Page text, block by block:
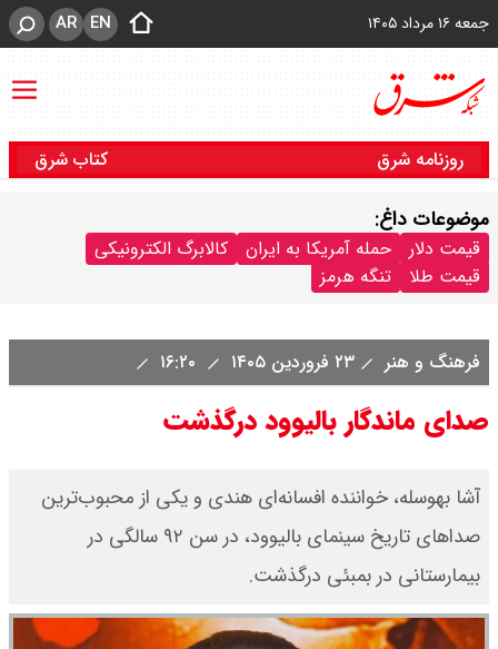
جمعه ۱۶ مرداد ۱۴۰۵ EN
AR
روزنامه شرق کتاب شرق
موضوعات داغ:
قیمت دلار حمله آمریکا به ایران
کالابرگ الکترونیکی
قیمت طلا
تنگه هرمز
فرهنگ و هنر ۲۳ فروردین ۱۴۰۵
صدای ماندگار بالیوود درگذشت
آشا بهوسله، خواننده افسانه‌ای هندی و یکی از محبوب‌ترین
صداهای تاریخ سینمای بالیوود، در سن ۹۲ سالگی در
بیمارستانی در بمبئی درگذشت.